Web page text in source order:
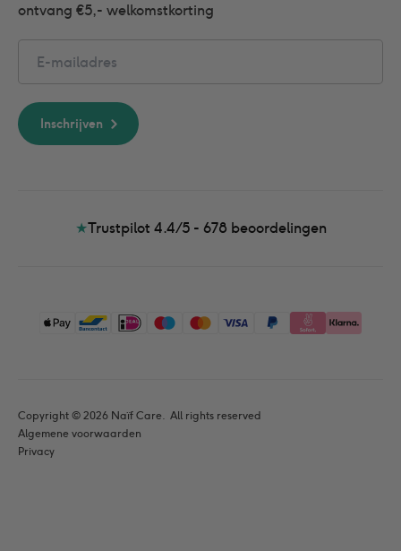
ontvang €5,- welkomstkorting
Inschrijven
★Trustpilot 4.4/5 - 678 beoordelingen
Copyright © 2026 Naïf Care. All rights reserved
Algemene voorwaarden
Privacy